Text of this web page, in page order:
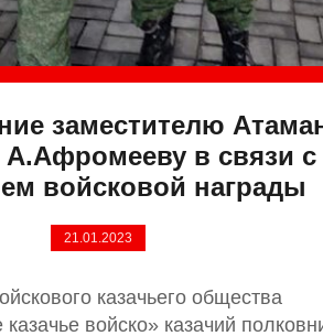
заместителю
в связи с
войсковой награды
21.01.2023
казачьего общества
войско» казачий